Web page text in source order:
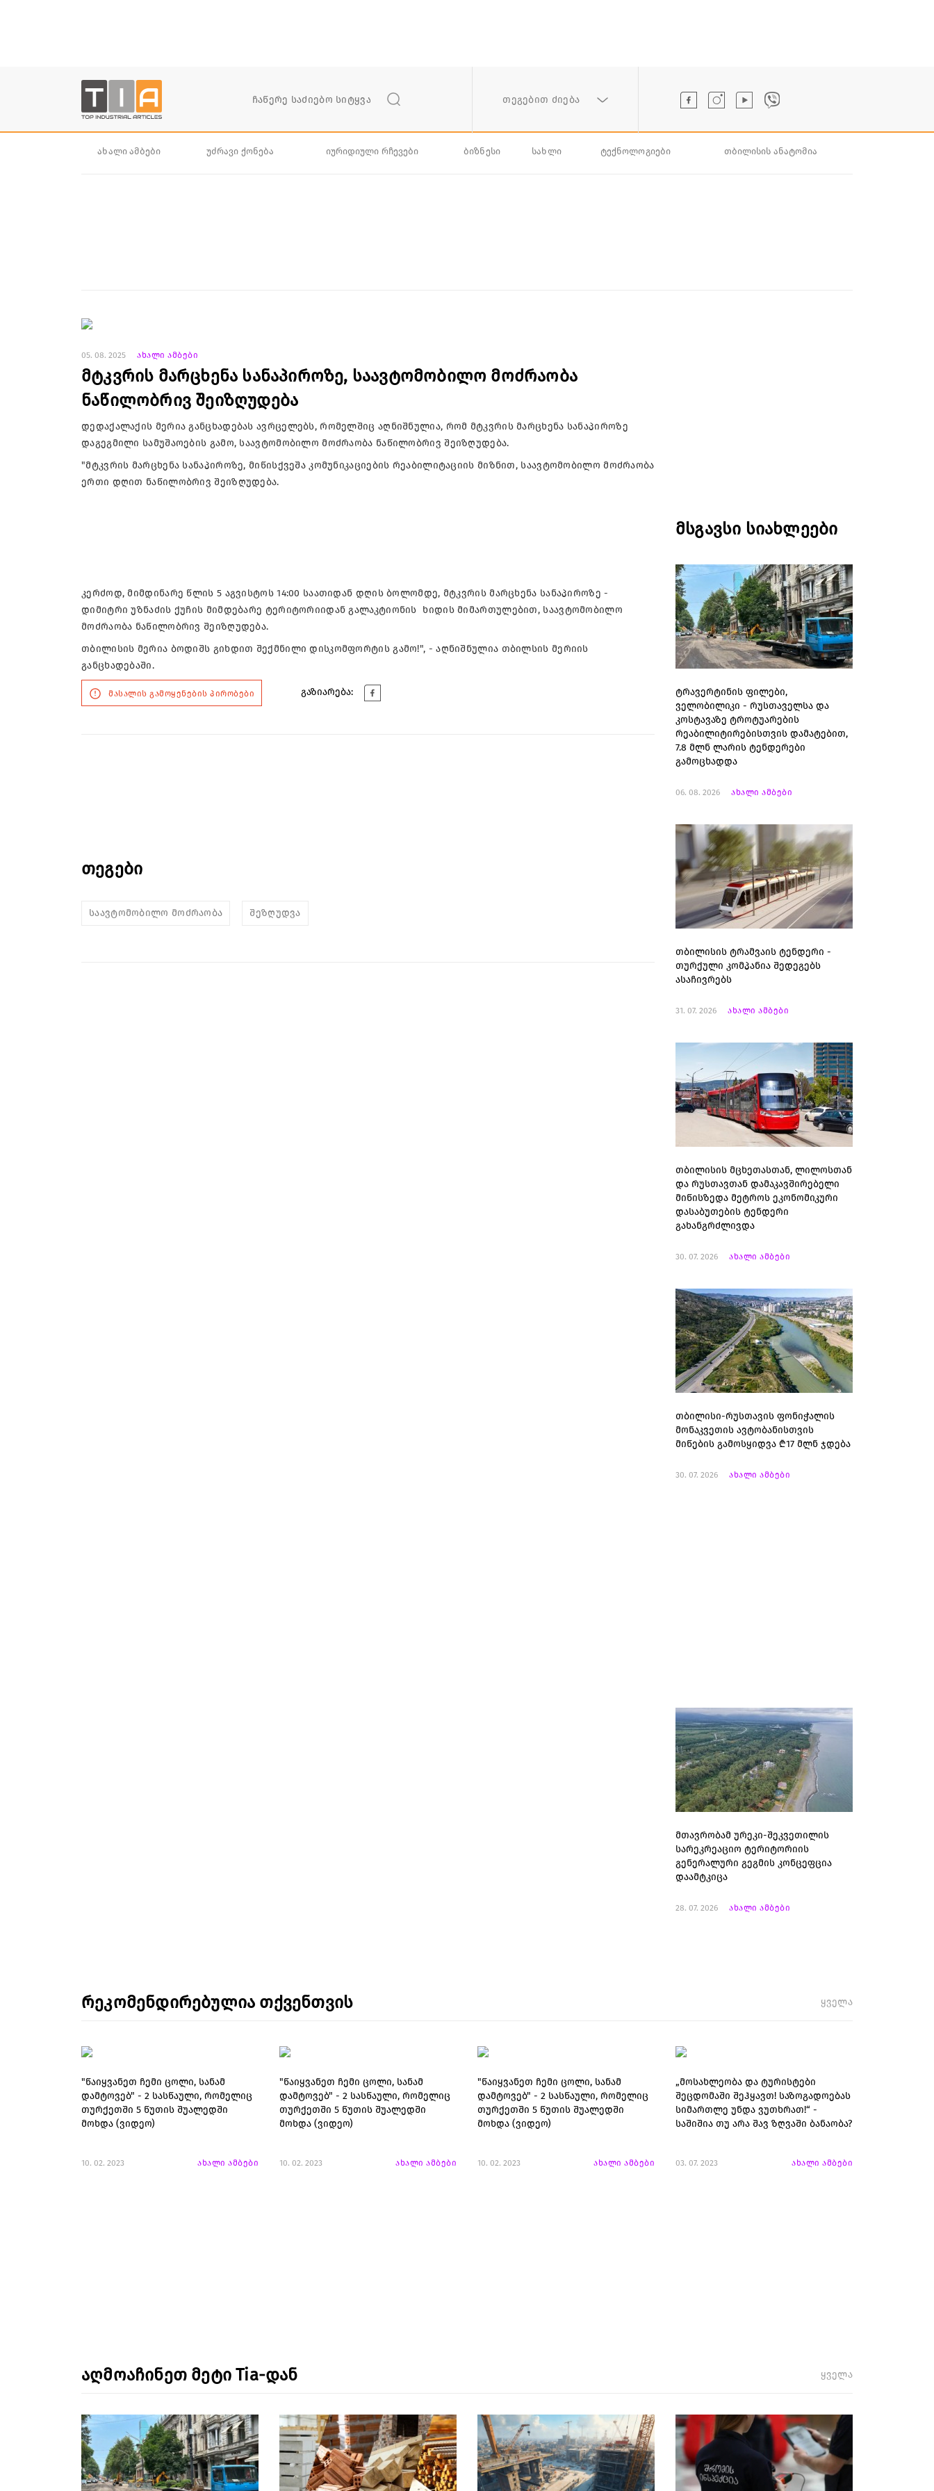
თეგებით ძიება
ახალი ამბები უძრავი ქონება იურიდიული რჩევები ბიზნესი სახლი ტექნოლოგიები თბილისის ანატომია
05. 08. 2025 ახალი ამბები
მტკვრის მარცხენა სანაპიროზე, საავტომობილო მოძრაობა
ნაწილობრივ შეიზღუდება
დედაქალაქის მერია განცხადებას ავრცელებს, რომელშიც აღნიშნულია, რომ მტკვრის მარცხენა სანაპიროზე
დაგეგმილი სამუშაოების გამო, საავტომობილო მოძრაობა ნაწილობრივ შეიზღუდება.
"მტკვრის მარცხენა სანაპიროზე, მიწისქვეშა კომუნიკაციების რეაბილიტაციის მიზნით, საავტომობილო მოძრაობა
ერთი დღით ნაწილობრივ შეიზღუდება.
კერძოდ, მიმდინარე წლის 5 აგვისტოს 14:00 საათიდან დღის ბოლომდე, მტკვრის მარცხენა სანაპიროზე -
დიმიტრი უზნაძის ქუჩის მიმდებარე ტერიტორიიდან გალაკტიონის ხიდის მიმართულებით, საავტომობილო
მოძრაობა ნაწილობრივ შეიზღუდება.
თბილისის მერია ბოდიშს გიხდით შექმნილი დისკომფორტის გამო!", - აღნიშნულია თბილსის მერიის
განცხადებაში.
მასალის გამოყენების პირობები გაზიარება:
თეგები
საავტომობილო მოძრაობა შეზღუდვა
მსგავსი სიახლეები
ტრავერტინის ფილები,
ველობილიკი - რუსთაველსა და
კოსტავაზე ტროტუარების
რეაბილიტირებისთვის დამატებით,
7.8 მლნ ლარის ტენდერები
გამოცხადდა
06. 08. 2026 ახალი ამბები
თბილისის ტრამვაის ტენდერი -
თურქული კომპანია შედეგებს
ასაჩივრებს
31. 07. 2026 ახალი ამბები
თბილისის მცხეთასთან, ლილოსთან
და რუსთავთან დამაკავშირებელი
მიწისზედა მეტროს ეკონომიკური
დასაბუთების ტენდერი
გახანგრძლივდა
30. 07. 2026 ახალი ამბები
თბილისი-რუსთავის ფონიჭალის
მონაკვეთის ავტობანისთვის
მიწების გამოსყიდვა ₾17 მლნ ჯდება
30. 07. 2026 ახალი ამბები
მთავრობამ ურეკი-შეკვეთილის
სარეკრეაციო ტერიტორიის
გენერალური გეგმის კონცეფცია
დაამტკიცა
28. 07. 2026 ახალი ამბები
რეკომენდირებულია თქვენთვის ყველა
"წაიყვანეთ ჩემი ცოლი, სანამ
დამტოვებ" - 2 სასწაული, რომელიც
თურქეთში 5 წუთის შუალედში
მოხდა (ვიდეო)
10. 02. 2023 ახალი ამბები
"წაიყვანეთ ჩემი ცოლი, სანამ
დამტოვებ" - 2 სასწაული, რომელიც
თურქეთში 5 წუთის შუალედში
მოხდა (ვიდეო)
10. 02. 2023 ახალი ამბები
"წაიყვანეთ ჩემი ცოლი, სანამ
დამტოვებ" - 2 სასწაული, რომელიც
თურქეთში 5 წუთის შუალედში
მოხდა (ვიდეო)
10. 02. 2023 ახალი ამბები
„მოსახლეობა და ტურისტები
შეცდომაში შეჰყავთ! საზოგადოებას
სიმართლე უნდა ვუთხრათ!“ -
საშიშია თუ არა შავ ზღვაში ბანაობა?
03. 07. 2023 ახალი ამბები
აღმოაჩინეთ მეტი Tia-დან ყველა